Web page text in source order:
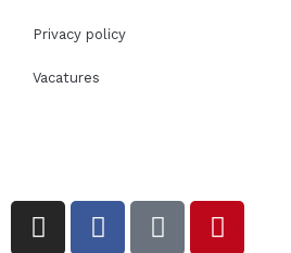
Privacy policy
Vacatures
I
n
F
a
T
i
P
i